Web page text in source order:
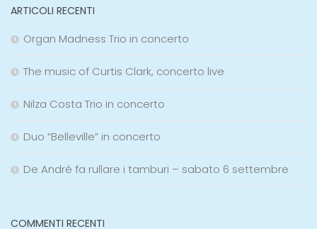
ARTICOLI RECENTI
Organ Madness Trio in concerto
The music of Curtis Clark, concerto live
Nilza Costa Trio in concerto
Duo “Belleville” in concerto
De André fa rullare i tamburi – sabato 6 settembre
COMMENTI RECENTI